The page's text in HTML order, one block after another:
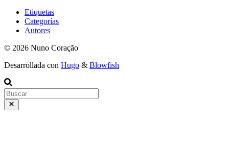
Etiquetas
Categorías
Autores
© 2026 Nuno Coração
Desarrollada con Hugo & Blowfish